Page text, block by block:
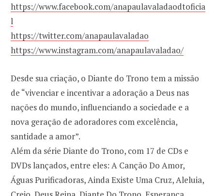
https://www.facebook.com/anapaulavaladaodtoficia
l
https://twitter.com/anapaulavaladao
https://www.instagram.com/anapaulavaladao/
Desde sua criação, o Diante do Trono tem a missão
de “vivenciar e incentivar a adoração a Deus nas
nações do mundo, influenciando a sociedade e a
nova geração de adoradores com excelência,
santidade a amor”.
Além da série Diante do Trono, com 17 de CDs e
DVDs lançados, entre eles: A Canção Do Amor,
Águas Purificadoras, Ainda Existe Uma Cruz, Aleluia,